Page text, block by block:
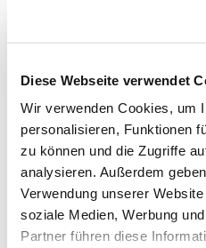
Diese Webseite verwendet
Wir verwenden Cookies, um
personalisieren, Funktionen
zu können und die Zugriffe
analysieren. Außerdem
Verwendung unserer
soziale Medien, Werbung
Partner führen diese
Simone lernte in diesem
verschiedenen
kennen und
besichtigte auch das
Eigenschaften der neu
getestet werden.